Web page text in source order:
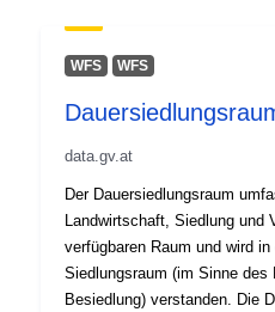
WFS WFS
data.gv.at
Der Dauersiedlungsraum
Landwirtschaft, Siedlung und
verfügbaren Raum und wird
Siedlungsraum (im Sinne des
Besiedlung) verstanden. Die